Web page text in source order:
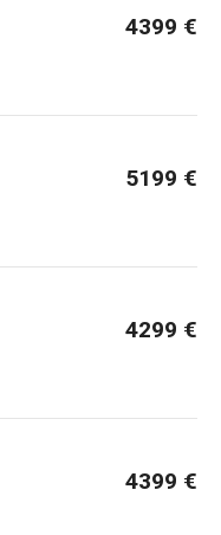
4399 €
5199 €
4299 €
4399 €